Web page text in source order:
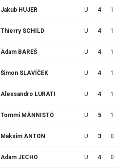
Jakub HUJER U 4 1
Thierry SCHILD U 4 1
Adam BAREŠ U 4 1
Šimon SLAVÍČEK U 4 1
Alessandro LURATI U 4 1
Tommi MÄNNISTÖ U 5 1
Maksim ANTON U 3 0
Adam JECHO U 4 0